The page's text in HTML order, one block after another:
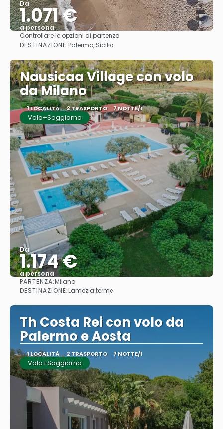
Da
1.071 €
a persona
Vedere
Controllare le opzioni di partenza
DESTINAZIONE:Palermo, Sicilia
Nausicaa Village con volo
da Milano
1 LOCALITÀ 2 TRASPORTO 7 NOTTE/I
Volo+Soggiorno
Da
1.174 €
a persona
PARTENZA:Milano
DESTINAZIONE:Lamezia terme
Th Costa Rei con volo da
Palermo e Aosta
1 LOCALITÀ 2 TRASPORTO 7 NOTTE/I
Volo+Soggiorno